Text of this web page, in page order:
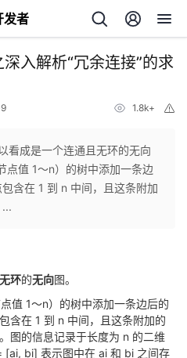
发者
深入解析“冗余连接”的求
1.8k+
看成是一个连通且无环的无向
点值 1～n）的树中添加一条边
含在 1 到 n 中间，且这条附加
无环的无向图。
值 1～n）的树中添加一条边后的
含在 1 到 n 中间，且这条附加的
图的信息记录于长度为 n 的二维
bi] 表示图中在 ai 和 bi 之间存